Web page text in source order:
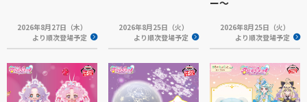
2026年8月27日（木）
より順次登場予定
2026年8月25日（火）
より順次登場予定
ー～
2026年8月25日（火）
より順次登場予定